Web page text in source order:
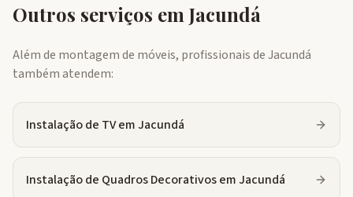
Outros serviços em Jacundá
Além de montagem de móveis, profissionais deJacundá
também atendem:
Instalação de TVemJacundá
Instalação de Quadros DecorativosemJacundá